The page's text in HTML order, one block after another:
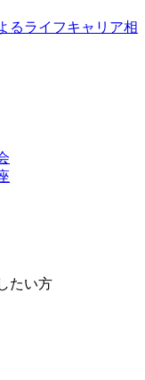
るライフキャリア相
たい方